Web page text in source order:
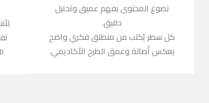
نصوغ المحتوى بفهم عميق وتحليل
دقيق.
كل سطر يُكتب من منطلق فكري واضح
يعكس أصالة وعمق الطرح الأكاديمي.